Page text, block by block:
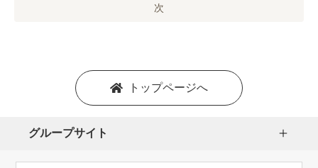
次
トップページへ
グループサイト